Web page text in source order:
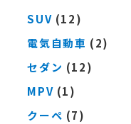
SUV (12)
電気自動車 (2)
セダン (12)
MPV (1)
クーペ (7)